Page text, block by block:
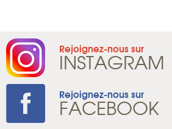
Rejoignez-nous sur
INSTAGRAM
Rejoignez-nous sur
FACEBOOK